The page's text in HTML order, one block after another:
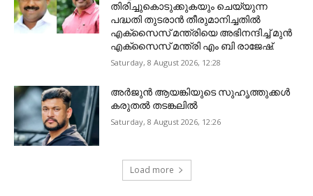
തിരിച്ചുകൊടുക്കുകയും ചെയ്യുന്ന
പദ്ധതി തുടരാന്‍ തീരുമാനിച്ചതില്‍
എക്‌സൈസ് മന്ത്രിയെ അഭിനന്ദിച്ച് മുന്‍
എക്‌സൈസ് മന്ത്രി എം ബി രാജേഷ്.
Saturday, 8 August 2026, 12:28
അ‍ർജുൻ ആയങ്കിയുടെ സുഹൃത്തുക്കൾ
കരുതൽ തടങ്കലിൽ
Saturday, 8 August 2026, 12:26
Load more